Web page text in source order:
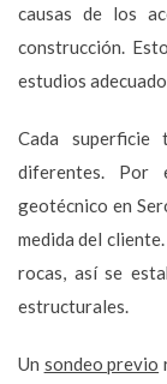
causas de los
construcción.
estudios
Cada
diferentes. Por
geotécnico en
medida del
rocas, así se
estructurales.
Un sondeo previo